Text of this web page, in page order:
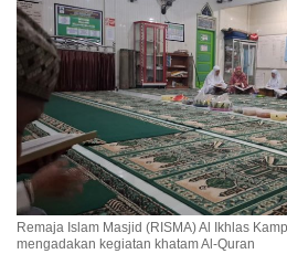
Remaja Islam Masjid (RISMA) Al Ikhlas
mengadakan kegiatan khatam Al-Quran